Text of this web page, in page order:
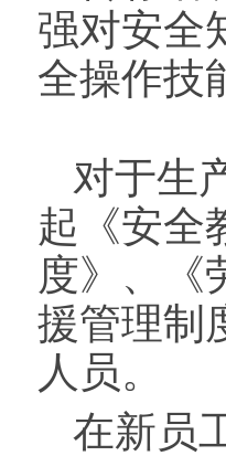
强对安全
全操作技
对于生
起《安全
度》、《
援管理制
人员。
在新员